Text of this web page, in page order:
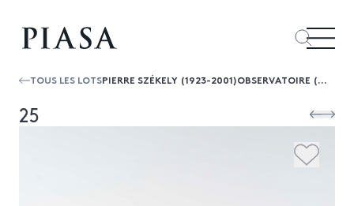
TOUS LES LOTS PIERRE SZÉKELY (1923-2001)OBSERVATOIRE (MAQUETTE), 1967
25